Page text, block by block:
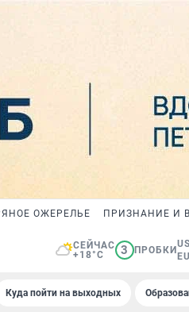
ОЖЕРЕЛЬЕ ПРИЗНАНИЕ И
СЕЙЧАС
+18°C
3 ПРОБКИ
Куда пойти на выходных